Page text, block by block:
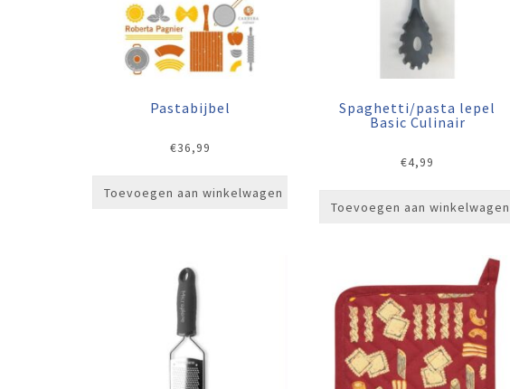
Pastabijbel
€36,99
Toevoegen aan winkelwagen
Spaghetti/pasta lepel
Basic Culinair
€4,99
Toevoegen aan winkelwagen